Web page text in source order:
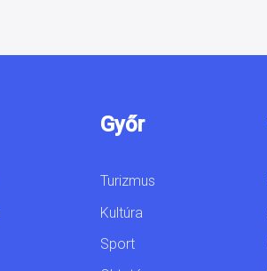
Győr
Turizmus
Kultúra
Sport